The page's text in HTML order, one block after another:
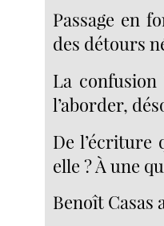
Passage en
des détours
La
l’aborder,
De l’écriture
elle ? À une
Benoît Casas